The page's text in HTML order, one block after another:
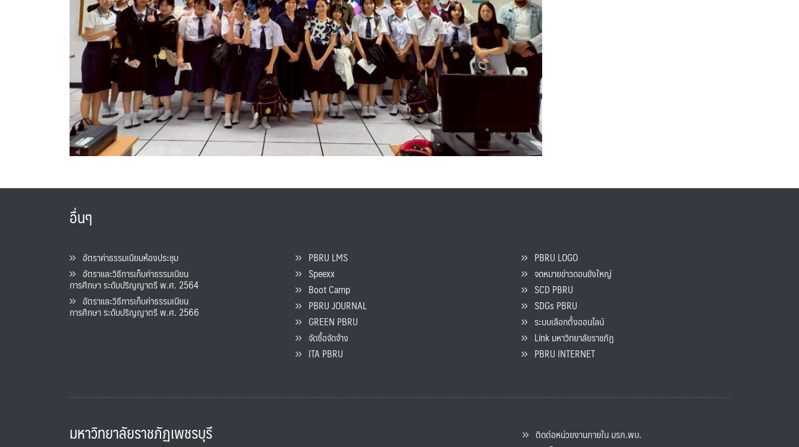
อื่นๆ
อัตราค่าธรรมเนียมห้องประชุม
อัตราและวิธีการเก็บค่าธรรมเนียน
การศึกษา ระดับปริญญาตรี พ.ศ. 2564
อัตราและวิธีการเก็บค่าธรรมเนียน
การศึกษา ระดับปริญญาตรี พ.ศ. 2566
PBRU LMS
Speexx
Boot Camp
PBRU JOURNAL
GREEN PBRU
จัดซื้อจัดจ้าง
ITA PBRU
PBRU LOGO
จดหมายข่าวดอนขังใหญ่
SCD PBRU
SDGs PBRU
ระบบเลือกตั้งออนไลน์
Link มหาวิทยาลัยราชภัฏ
PBRU INTERNET
มหาวิทยาลัยราชภัฏเพชรบุรี
ติดต่อหน่วยงานภายใน มรภ.พบ.